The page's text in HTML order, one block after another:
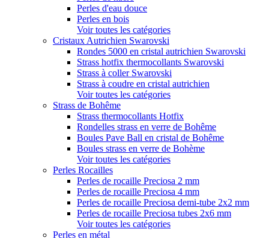
Perles d'eau douce
Perles en bois
Voir toutes les catégories
Cristaux Autrichien Swarovski
Rondes 5000 en cristal autrichien Swarovski
Strass hotfix thermocollants Swarovski
Strass à coller Swarovski
Strass à coudre en cristal autrichien
Voir toutes les catégories
Strass de Bohême
Strass thermocollants Hotfix
Rondelles strass en verre de Bohême
Boules Pave Ball en cristal de Bohême
Boules strass en verre de Bohème
Voir toutes les catégories
Perles Rocailles
Perles de rocaille Preciosa 2 mm
Perles de rocaille Preciosa 4 mm
Perles de rocaille Preciosa demi-tube 2x2 mm
Perles de rocaille Preciosa tubes 2x6 mm
Voir toutes les catégories
Perles en métal